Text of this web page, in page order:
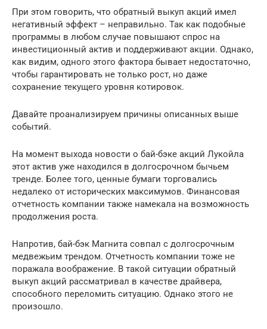
При этом говорить, что обратный выкуп акций имел
негативный эффект – неправильно. Так как подобные
программы в любом случае повышают спрос на
инвестиционный актив и поддерживают акции. Однако,
как видим, одного этого фактора бывает недостаточно,
чтобы гарантировать не только рост, но даже
сохранение текущего уровня котировок.
Давайте проанализируем причины описанных выше
событий.
На момент выхода новости о бай-бэке акций Лукойла
этот актив уже находился в долгосрочном бычьем
тренде. Более того, ценные бумаги торговались
недалеко от исторических максимумов. Финансовая
отчетность компании также намекала на возможность
продолжения роста.
Напротив, бай-бэк Магнита совпал с долгосрочным
медвежьим трендом. Отчетность компании тоже не
поражала воображение. В такой ситуации обратный
выкуп акций рассматривал в качестве драйвера,
способного переломить ситуацию. Однако этого не
произошло.